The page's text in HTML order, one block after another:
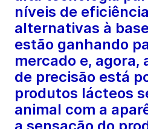
níveis de
alternativas à
estão ganhando
mercado e, agora,
de precisão está
produtos lácteos
animal com a